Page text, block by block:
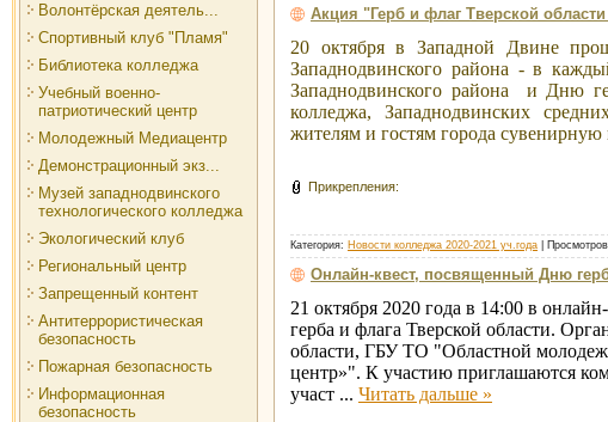
Волонтёрская деятель...
Спортивный клуб "Пламя"
Библиотека колледжа
Учебный военно-
патриотический центр
Молодежный Медиацентр
Демонстрационный экз...
Музей западнодвинского
технологического колледжа
Экологический клуб
Региональный центр
Запрещенный контент
Антитеррористическая
безопасность
Пожарная безопасность
Информационная
безопасность
Акция "Герб и флаг Тверской
20 октября в Западной Двине
Западнодвинского района - в
Западнодвинского района и Дню
колледжа, Западнодвинских
жителям и гостям города
Прикрепления:
Категория: Новости колледжа 2020-2021 уч.года |
Онлайн-квест, посвященный Дню
21 октября 2020 года в 14:00 в
герба и флага Тверской области.
области, ГБУ ТО "Областной
центр»". К участию приглашаются
участ ... Читать дальше »